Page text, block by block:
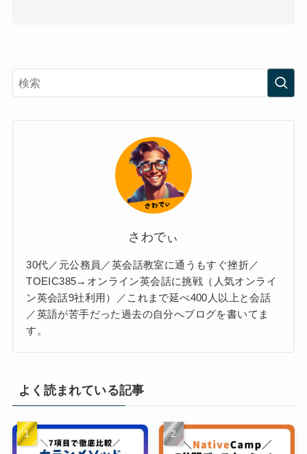
さわでぃ
30代／元公務員／英会話教室に通うもすぐ挫折／
TOEIC385→オンライン英会話に挑戦（人気オンライ
ン英会話9社利用）／これまで延べ400人以上と会話
／英語が苦手だった過去の自分へブログを書いてま
す。
よく読まれている記事